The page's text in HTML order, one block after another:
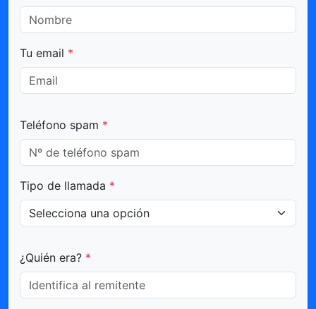
Tu email *
Teléfono spam *
Tipo de llamada *
¿Quién era? *